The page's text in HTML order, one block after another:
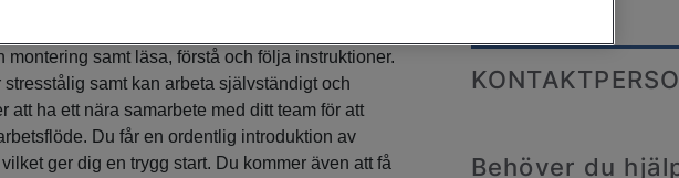
samt montering och dragning av kablage. Du
och väldigt noggrann, dessutom har du god
montering samt läsa, förstå och följa instruktioner.
samt kan arbeta självständigt och
att ha ett nära samarbete med ditt team för att
Du får en ordentlig introduktion av
ger dig en trygg start. Du kommer även att få
Behöver du